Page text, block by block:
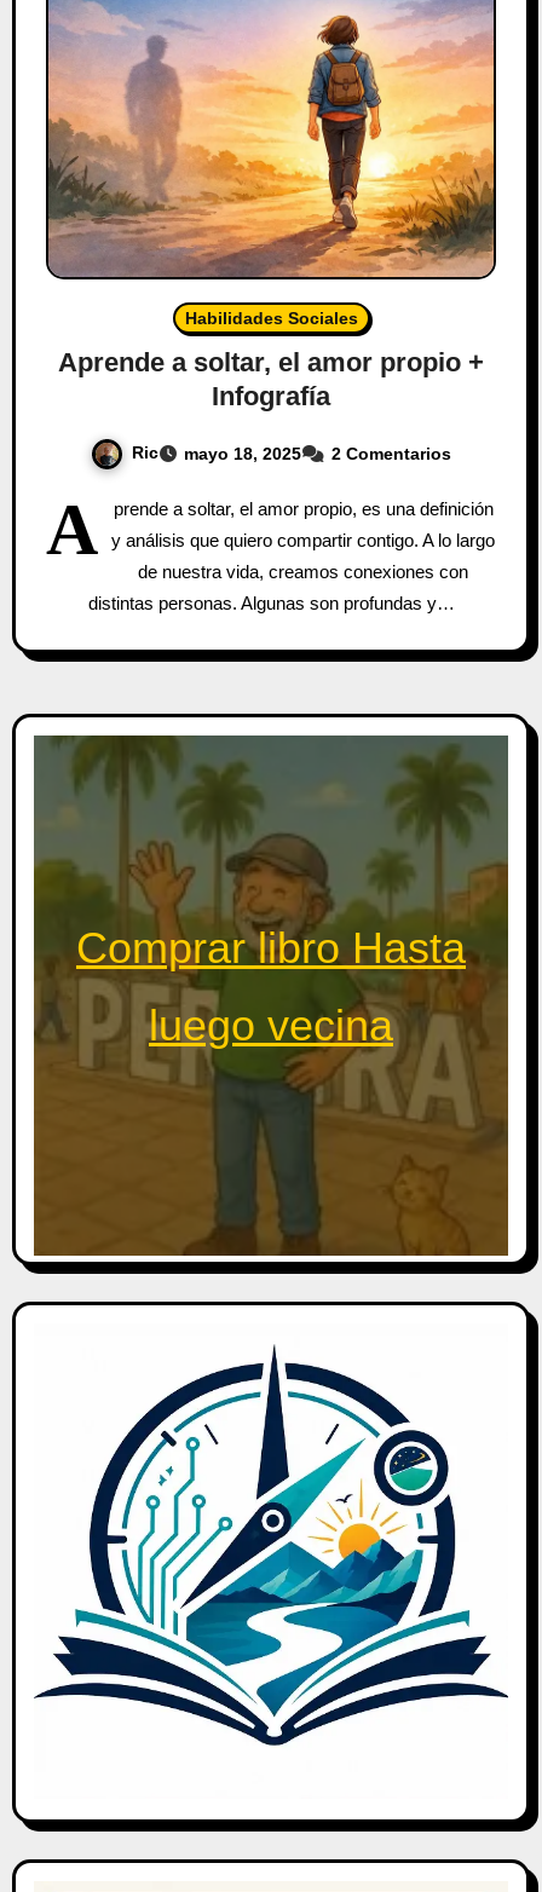
Habilidades Sociales
Aprende a soltar, el amor propio +
Infografía
Ric mayo 18, 2025 2 Comentarios
A
prende a soltar, el amor propio, es una definición
y análisis que quiero compartir contigo. A lo largo
de nuestra vida, creamos conexiones con
distintas personas. Algunas son profundas y…
Comprar libro Hasta
luego vecina